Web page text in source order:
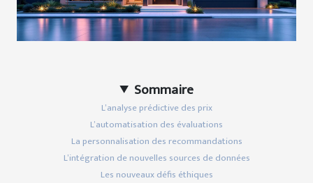
Sommaire
L’analyse prédictive des prix
L’automatisation des évaluations
La personnalisation des recommandations
L’intégration de nouvelles sources de données
Les nouveaux défis éthiques